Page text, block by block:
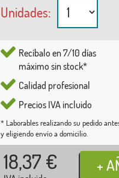
Unidades:
Recíbalo en 7/10 días
máximo sin stock*
Calidad profesional
Precios IVA incluido
* Laborables realizando su pedido
y eligiendo envío a domicilio.
18,37 €